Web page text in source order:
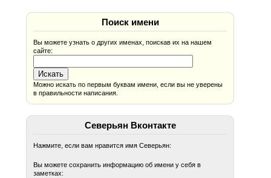
Поиск имени
Вы можете узнать о других именах, поискав их на нашем
сайте:
Можно искать по первым буквам имени, если вы не уверены
в правильности написания.
Северьян Вконтакте
Нажмите, если вам нравится имя Северьян:
Вы можете сохранить информацию об имени у себя в
заметках: